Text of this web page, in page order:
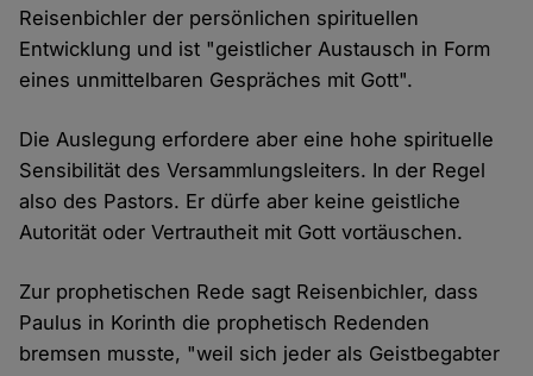
Reisenbichler der persönlichen spirituellen
Entwicklung und ist "geistlicher Austausch in Form
eines unmittelbaren Gespräches mit Gott".
Die Auslegung erfordere aber eine hohe spirituelle
Sensibilität des Versammlungsleiters. In der Regel
also des Pastors. Er dürfe aber keine geistliche
Autorität oder Vertrautheit mit Gott vortäuschen.
Zur prophetischen Rede sagt Reisenbichler, dass
Paulus in Korinth die prophetisch Redenden
bremsen musste, "weil sich jeder als Geistbegabter